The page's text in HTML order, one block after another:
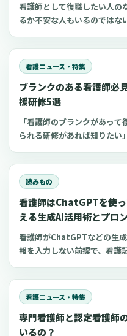
看護師として復職したい人の
るか不安な人もいるのではな
せん。 看護師の復職支援研
があっても自信を持って復職
られる東京都のおすすめセミ
看護ニュース・特集
ブランクのある看護師必
援研修5選
「看護師のブランクがあっ
られる研修があれば知りたい
術に不安を抱きやすいもの。
看護師の復職支援に力を入れ
とでスムーズに復職できます
ンク看護師向け復職支援研修
読みもの
看護師はChatGPTを使
える生成AI活用術とプロ
看護師がChatGPTなどの生
報を入力しない前提で、看護
看護ニュース・特集
専門看護師と認定看護師
いるの？